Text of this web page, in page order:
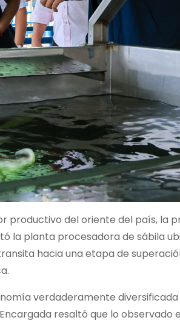
productivo del oriente del país, la
la planta procesadora de sábila
hacia una etapa de
verdaderamente diversificada
resaltó que lo observado